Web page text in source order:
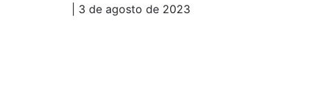
| 3 de agosto de 2023